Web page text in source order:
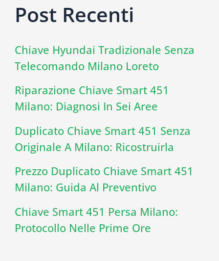
Post Recenti
Chiave Hyundai Tradizionale Senza
Telecomando Milano Loreto
Riparazione Chiave Smart 451
Milano: Diagnosi In Sei Aree
Duplicato Chiave Smart 451 Senza
Originale A Milano: Ricostruirla
Prezzo Duplicato Chiave Smart 451
Milano: Guida Al Preventivo
Chiave Smart 451 Persa Milano:
Protocollo Nelle Prime Ore